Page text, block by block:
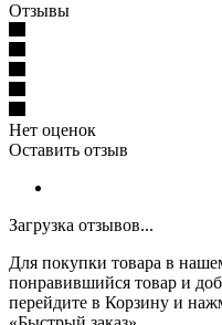
Отзывы
Нет оценок
Оставить отзыв
Загрузка отзывов...
Для покупки товара в
понравившийся товар и
перейдите в Корзину и